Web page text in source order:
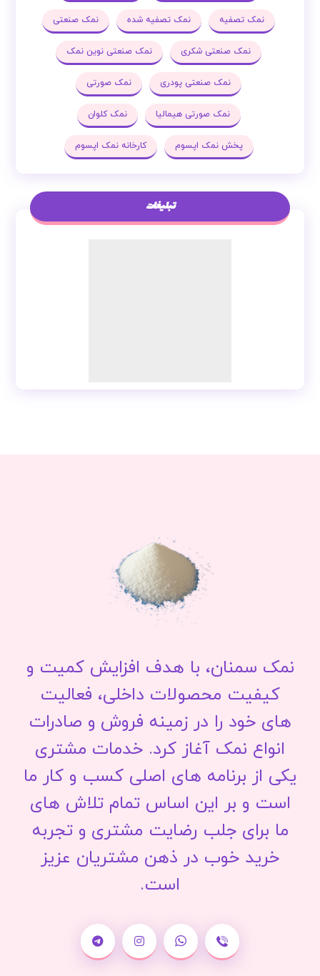
نمک تصفیه نمک تصفیه شده نمک صنعتی
نمک صنعتی شکری نمک صنعتی نوین نمک
نمک صنعتی پودری نمک صورتی
نمک صورتی هیمالیا نمک کلوان
پخش نمک اپسوم کارخانه نمک اپسوم
تبلیغات
نمک سمنان، با هدف افزایش کمیت و
کیفیت محصولات داخلی، فعالیت
های خود را در زمینه فروش و صادرات
انواع نمک آغاز کرد. خدمات مشتری
یکی از برنامه های اصلی کسب و کار ما
است و بر این اساس تمام تلاش های
ما برای جلب رضایت مشتری و تجربه
خرید خوب در ذهن مشتریان عزیز
است.